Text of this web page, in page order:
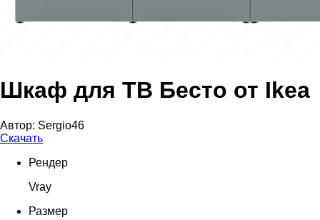
Шкаф для ТВ Бесто от Ikea
Автор: Sergio46
Скачать
Рендер
Vray
Размер